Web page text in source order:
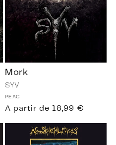
Mork
SYV
Proveedor:
PEAC
Precio
A partir de 18,99 €